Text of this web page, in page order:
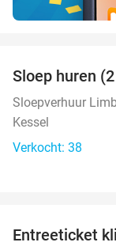
Sloep huren
Sloepverhuur
Kessel
Verkocht: 38
Entreeticket